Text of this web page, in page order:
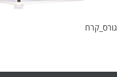
גורס_קרח